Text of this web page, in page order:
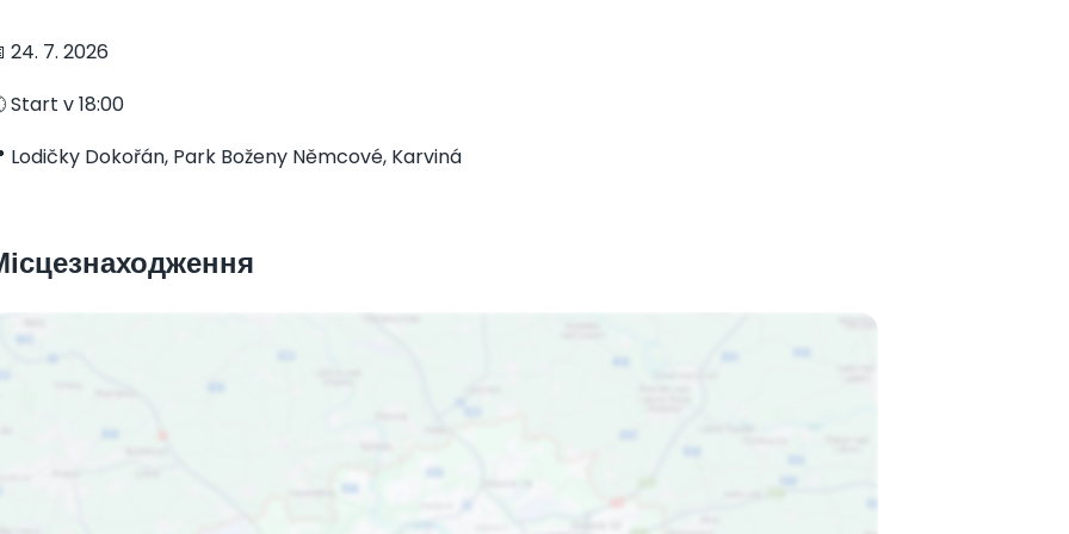
24. 7. 2026
Start v 18:00
Lodičky Dokořán, Park Boženy Němcové, Karviná